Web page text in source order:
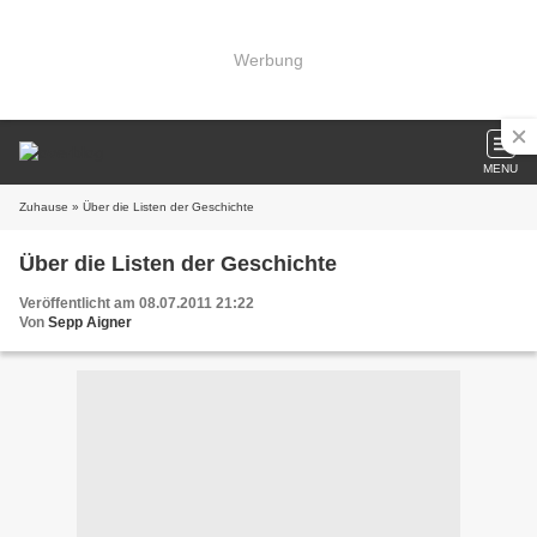
Werbung
MENU
Zuhause » Über die Listen der Geschichte
Über die Listen der Geschichte
Veröffentlicht am 08.07.2011 21:22
Von Sepp Aigner